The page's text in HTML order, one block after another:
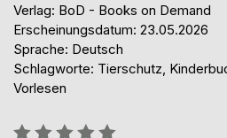
Verlag: BoD - Books on Demand
Erscheinungsdatum: 23.05.2026
Sprache: Deutsch
Schlagworte: Tierschutz,
Vorlesen
Bewertung::